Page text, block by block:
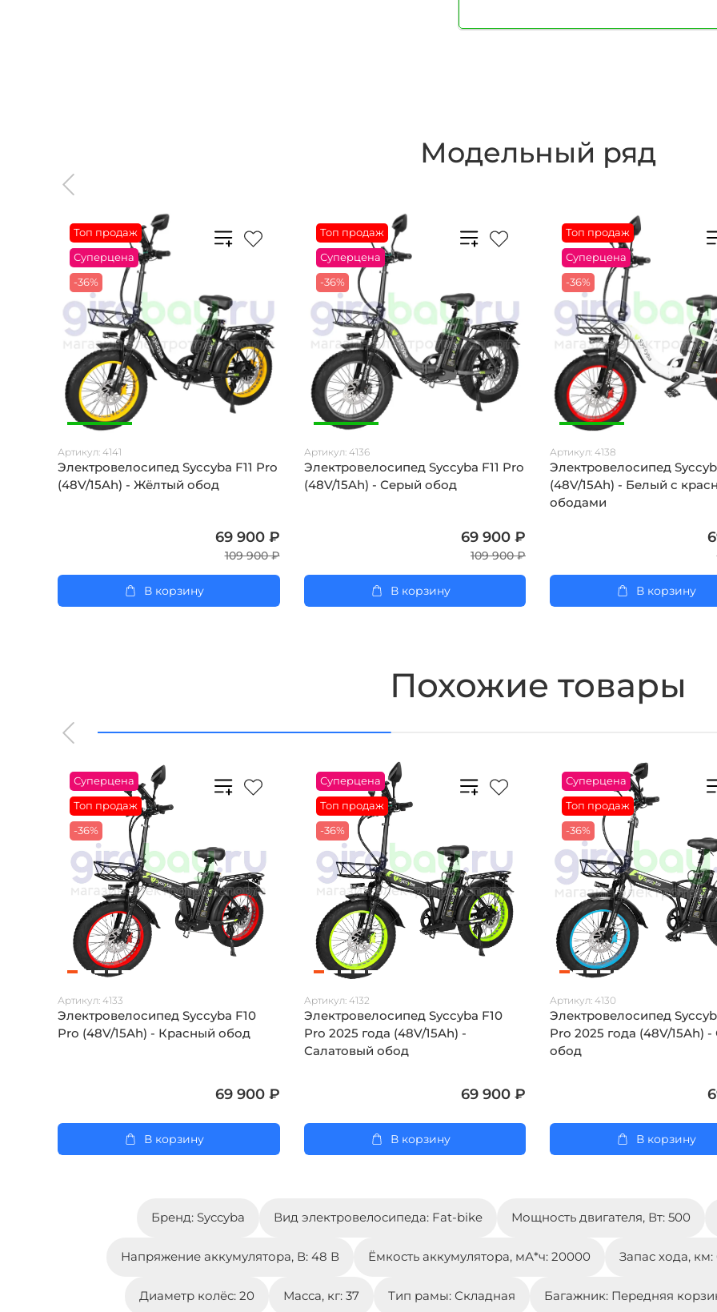
Модельный ряд
Топ продаж
Суперцена
-36%
Артикул: 4141
Электровелосипед Syccyba F11 Pro
(48V/15Ah) - Жёлтый обод
69 900 ₽
109 900 ₽
В корзину
Топ продаж
Суперцена
-36%
Артикул: 4136
Электровелосипед Syccyba F11 Pro
(48V/15Ah) - Серый обод
69 900 ₽
109 900 ₽
В корзину
Топ продаж
Суперцена
-36%
Артикул: 4138
Электровелосипед
(48V/15Ah) - Белый с
ободами
В корзину
Похожие товары
Суперцена
Топ продаж
-36%
Артикул: 4133
Электровелосипед Syccyba F10
Pro (48V/15Ah) - Красный обод
69 900 ₽
В корзину
Суперцена
Топ продаж
-36%
Артикул: 4132
Электровелосипед Syccyba F10
Pro 2025 года (48V/15Ah) -
Салатовый обод
69 900 ₽
В корзину
Суперцена
Топ продаж
-36%
Артикул: 4130
Электровелосипед
Pro 2025 года (48V/15Ah)
обод
В корзину
Бренд: Syccyba Вид электровелосипеда: Fat-bike Мощность двигателя, Вт: 500
Напряжение аккумулятора, В: 48 В Ёмкость аккумулятора, мА*ч: 20000 Запас хода, км:
Диаметр колёс: 20 Масса, кг: 37 Тип рамы: Складная Багажник: Передняя